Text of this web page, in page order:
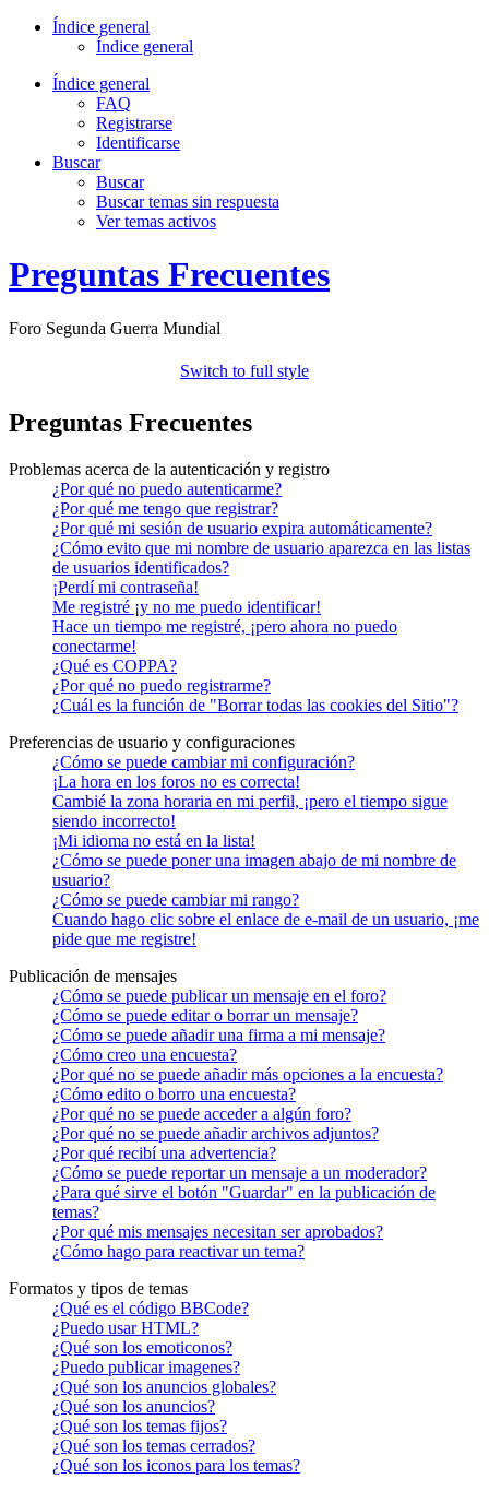
Índice general
Índice general
Índice general
FAQ
Registrarse
Identificarse
Buscar
Buscar
Buscar temas sin respuesta
Ver temas activos
Preguntas Frecuentes
Foro Segunda Guerra Mundial
Switch to full style
Preguntas Frecuentes
Problemas acerca de la autenticación y registro
¿Por qué no puedo autenticarme?
¿Por qué me tengo que registrar?
¿Por qué mi sesión de usuario expira automáticamente?
¿Cómo evito que mi nombre de usuario aparezca en las listas
de usuarios identificados?
¡Perdí mi contraseña!
Me registré ¡y no me puedo identificar!
Hace un tiempo me registré, ¡pero ahora no puedo
conectarme!
¿Qué es COPPA?
¿Por qué no puedo registrarme?
¿Cuál es la función de "Borrar todas las cookies del Sitio"?
Preferencias de usuario y configuraciones
¿Cómo se puede cambiar mi configuración?
¡La hora en los foros no es correcta!
Cambié la zona horaria en mi perfil, ¡pero el tiempo sigue
siendo incorrecto!
¡Mi idioma no está en la lista!
¿Cómo se puede poner una imagen abajo de mi nombre de
usuario?
¿Cómo se puede cambiar mi rango?
Cuando hago clic sobre el enlace de e-mail de un usuario, ¡me
pide que me registre!
Publicación de mensajes
¿Cómo se puede publicar un mensaje en el foro?
¿Cómo se puede editar o borrar un mensaje?
¿Cómo se puede añadir una firma a mi mensaje?
¿Cómo creo una encuesta?
¿Por qué no se puede añadir más opciones a la encuesta?
¿Cómo edito o borro una encuesta?
¿Por qué no se puede acceder a algún foro?
¿Por qué no se puede añadir archivos adjuntos?
¿Por qué recibí una advertencia?
¿Cómo se puede reportar un mensaje a un moderador?
¿Para qué sirve el botón "Guardar" en la publicación de
temas?
¿Por qué mis mensajes necesitan ser aprobados?
¿Cómo hago para reactivar un tema?
Formatos y tipos de temas
¿Qué es el código BBCode?
¿Puedo usar HTML?
¿Qué son los emoticonos?
¿Puedo publicar imagenes?
¿Qué son los anuncios globales?
¿Qué son los anuncios?
¿Qué son los temas fijos?
¿Qué son los temas cerrados?
¿Qué son los iconos para los temas?